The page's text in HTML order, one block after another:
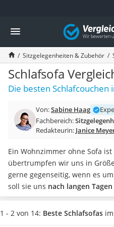
Die beliebtesten Vergleiche nach
Wohnen
Matratzen-Topper
Matratzen
Konferenzlautsprecher
Tageslichtlampe
Badlüfter
Bürohocker
Außenleuchte mit Kamera
Akku-Tischlampe
Konferenzmikrofon
Klappmatratze
Duschkopf mit Kalkfilter
Aktenvernichter Sicherheitsstufe
Bettgitter
Vergleich
Sitzgelegenheiten & Zubehör
Schlafsofa
Die besten Schlafcouchen
Von:Sabine Haag
Fachbereich:
Redakteurin: Janice
Ein Wohnzimmer ohne Sofa
übertrumpfen wir uns in
gerne gegenseitig, wenn es
soll sie uns nach langen
Zufluchtsort bieten.
Schlafsofas, die sich mit ein
1 - 2 von 14: Beste Schlafsofas